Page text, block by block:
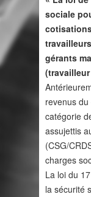
sociale
gérants
revenus
catégorie
assujettis
(CSG/
charges
La loi du
la sécurité